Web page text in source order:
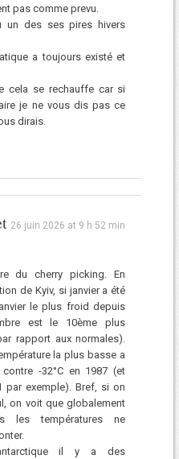
pas comme prevu.
un des ses pires hivers
a toujours existé et
cela se rechauffe car si
je ne vous dis pas ce
dirais.
26 juin 2026 at 9 h 52 min
du cherry picking. En
de Kyiv, si janvier a été
le plus froid depuis
est le 10ème plus
rapport aux normales).
la plus basse a
-32°C en 1987 (et
par exemple). Bref, si on
on voit que globalement
les températures ne
il y a des